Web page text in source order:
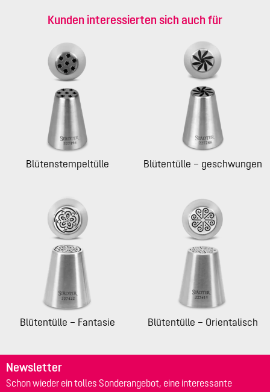
Kunden interessierten sich auch für
Blütenstempeltülle Blütentülle – geschwungen
Blütentülle – Fantasie Blütentülle – Orientalisch
Newsletter
Schon wieder ein tolles Sonderangebot, eine interessante